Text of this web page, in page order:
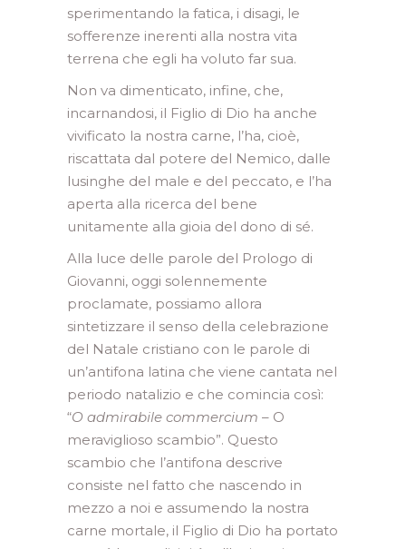
sperimentando la fatica, i disagi, le
sofferenze inerenti alla nostra vita
terrena che egli ha voluto far sua.
Non va dimenticato, infine, che,
incarnandosi, il Figlio di Dio ha anche
vivificato la nostra carne, l’ha, cioè,
riscattata dal potere del Nemico, dalle
lusinghe del male e del peccato, e l’ha
aperta alla ricerca del bene
unitamente alla gioia del dono di sé.
Alla luce delle parole del Prologo di
Giovanni, oggi solennemente
proclamate, possiamo allora
sintetizzare il senso della celebrazione
del Natale cristiano con le parole di
un’antifona latina che viene cantata nel
periodo natalizio e che comincia così:
“O admirabile commercium – O
meraviglioso scambio”. Questo
scambio che l’antifona descrive
consiste nel fatto che nascendo in
mezzo a noi e assumendo la nostra
carne mortale, il Figlio di Dio ha portato